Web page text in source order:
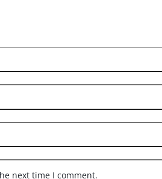
next time I comment.